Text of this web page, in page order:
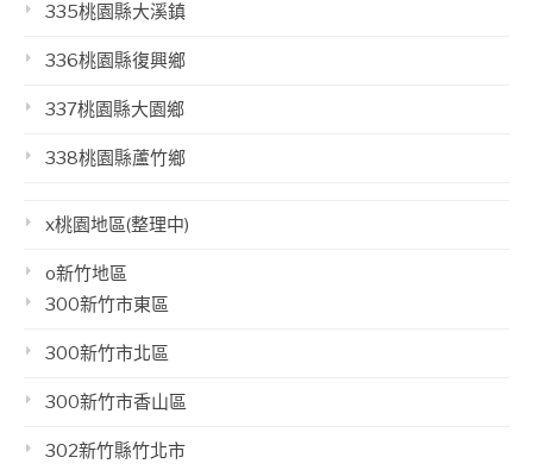
335桃園縣大溪鎮
336桃園縣復興鄉
337桃園縣大園鄉
338桃園縣蘆竹鄉
x桃園地區(整理中)
o新竹地區
300新竹市東區
300新竹市北區
300新竹市香山區
302新竹縣竹北市